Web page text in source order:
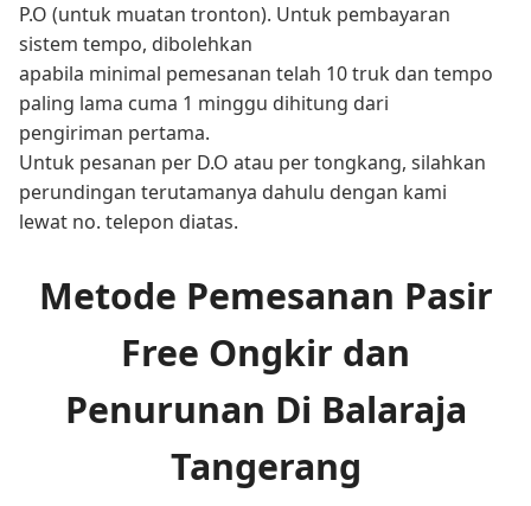
P.O (untuk muatan tronton). Untuk pembayaran
sistem tempo, dibolehkan
apabila minimal pemesanan telah 10 truk dan tempo
paling lama cuma 1 minggu dihitung dari
pengiriman pertama.
Untuk pesanan per D.O atau per tongkang, silahkan
perundingan terutamanya dahulu dengan kami
lewat no. telepon diatas.
Metode Pemesanan Pasir
Free Ongkir dan
Penurunan Di Balaraja
Tangerang